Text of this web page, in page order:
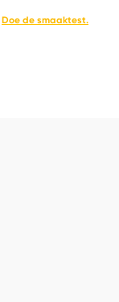
Doe de smaaktest.